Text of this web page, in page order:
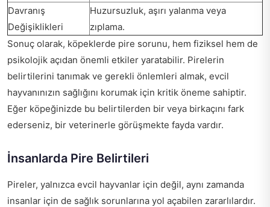
Davranış
Değişiklikleri
Huzursuzluk, aşırı yalanma veya
zıplama.
Sonuç olarak, köpeklerde pire sorunu, hem fiziksel hem de
psikolojik açıdan önemli etkiler yaratabilir. Pirelerin
belirtilerini tanımak ve gerekli önlemleri almak, evcil
hayvanınızın sağlığını korumak için kritik öneme sahiptir.
Eğer köpeğinizde bu belirtilerden bir veya birkaçını fark
ederseniz, bir veterinerle görüşmekte fayda vardır.
İnsanlarda Pire Belirtileri
Pireler, yalnızca evcil hayvanlar için değil, aynı zamanda
insanlar için de sağlık sorunlarına yol açabilen zararlılardır.